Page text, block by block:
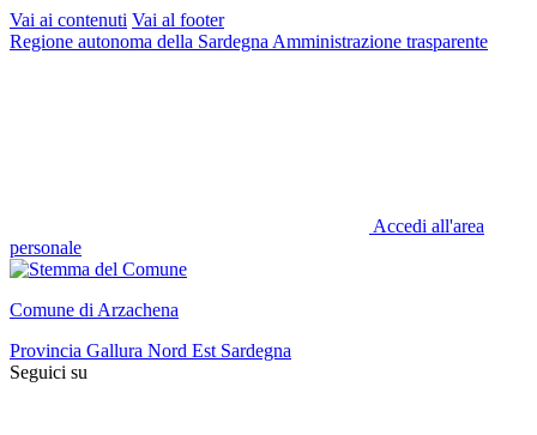
Vai ai contenuti Vai al footer
Regione autonoma della Sardegna Amministrazione trasparente
Accedi all'area
personale
Comune di Arzachena
Provincia Gallura Nord Est Sardegna
Seguici su